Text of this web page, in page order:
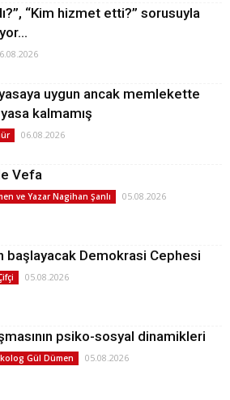
“Kim hizmet etti?” sorusuyla
uygun ancak memlekette
kalmamış
06.08.2026
Vefa
ve Yazar Nagihan Şanlı 05.08.2026
başlayacak Demokrasi Cephesi
05.08.2026
psiko-sosyal dinamikleri
Gül Dümen 05.08.2026